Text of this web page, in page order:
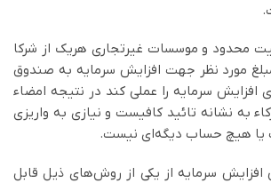
محدود و موسسات غیرتجاری هریک از شرکا
مورد نظر جهت افزایش سرمایه به صندوق
سرمایه را عملی کند در نتیجه امضاء
به نشانه تائید کافیست و نیازی به واریزی
هیچ حساب دیگه‌ای نیست.
سرمایه از یکی از روش‌های ذیل قابل